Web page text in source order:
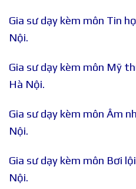
Gia sư dạy kèm môn Tin
Nội.
Gia sư dạy kèm môn Mỹ
Hà Nội.
Gia sư dạy kèm môn Âm
Nội.
Gia sư dạy kèm môn Bơi
Nội.